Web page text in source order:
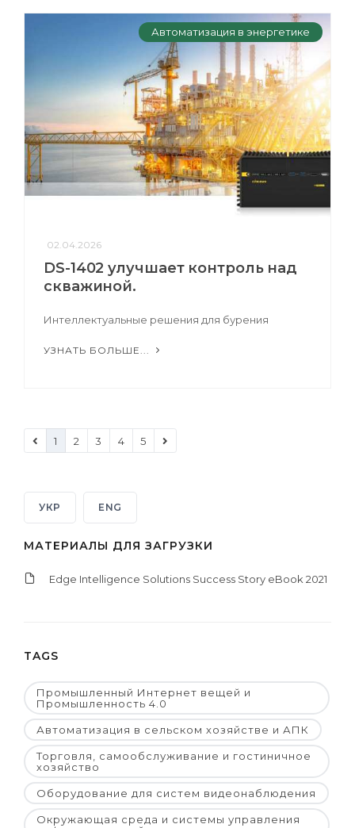
Автоматизация в энергетике
02.04.2026
DS-1402 улучшает контроль над
скважиной.
Интеллектуальные решения для бурения
УЗНАТЬ БОЛЬШЕ...
1 2 3 4 5
УКР ENG
МАТЕРИАЛЫ ДЛЯ ЗАГРУЗКИ
Edge Intelligence Solutions Success Story eBook 2021
TAGS
Промышленный Интернет вещей и
Промышленность 4.0
Автоматизация в сельском хозяйстве и АПК
Торговля, самообслуживание и гостиничное
хозяйство
Оборудование для систем видеонаблюдения
Окружающая среда и системы управления